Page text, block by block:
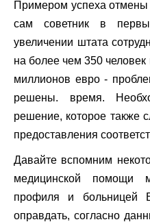
Примером успеха отмены
сам советник в
увеличении штата
на более чем 350
миллионов евро -
решены. время.
решение, которое также
предоставления
Давайте вспомним
медицинской помощи
профиля и больницей
оправдать, согласно